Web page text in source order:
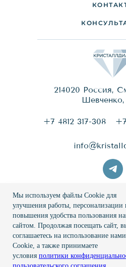
214020 Россия,
Шевченко,
+7 4812 317-308
Разработкаи
Пользовательское
Политика
© 2026
Мы используем файлы Cookie для
улучшения работы, персонализации
повышения удобства пользования
сайтом. Продолжая посещать сайт,
соглашаетесь на использование
Cookie, а также принимаете
условия политики